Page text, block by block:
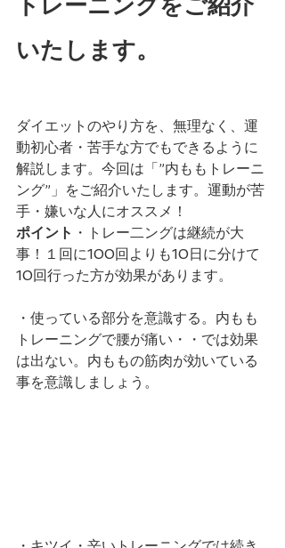
トレーニングをご紹介
いたします。
ダイエットのやり方を、無理なく、運
動初心者・苦手な方でもできるように
解説します。今回は「”内ももトレーニ
ング”」をご紹介いたします。運動が苦
手・嫌いな人にオススメ！
ポイント ・トレー二ングは継続が大
事！１回に100回よりも10日に分けて
10回行った方が効果があります。
・使っている部分を意識する。内もも
トレーニングで腰が痛い・・では効果
は出ない。内ももの筋肉が効いている
事を意識しましょう。